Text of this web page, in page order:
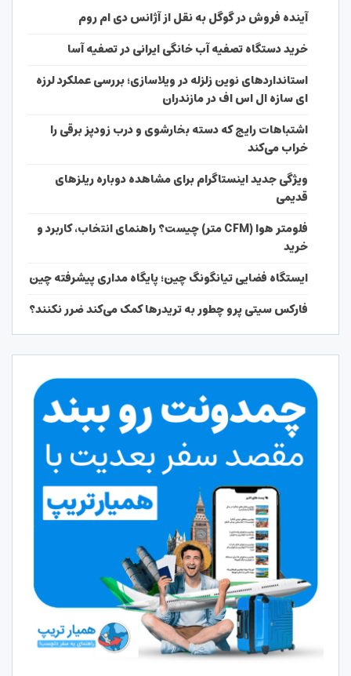
آینده فروش در گوگل به نقل از آژانس دی ام روم
خرید دستگاه تصفیه آب خانگی ایرانی در تصفیه آسا
استانداردهای نوین زلزله در ویلاسازی؛ بررسی عملکرد لرزه
ای سازه ال اس اف در مازندران
اشتباهات رایج که دسته بخارشوی و درب زودپز برقی را
خراب می‌کند
ویژگی جدید اینستاگرام برای مشاهده دوباره ریلزهای
قدیمی
فلومتر هوا (CFM متر) چیست؟ راهنمای انتخاب، کاربرد و
خرید
ایستگاه فضایی تیانگونگ چین؛ پایگاه مداری پیشرفته چین
فارکس سیتی پرو چطور به تریدرها کمک می‌کند ضرر نکنند؟